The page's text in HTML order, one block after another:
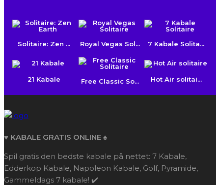
Solitaire: Zen ... Royal Vegas Sol... 7 Kabale Solita...
21 Kabale Free Classic So... Hot Air solitai...
♥️ KABALE GRATIS ONLINE ♠️
Spil gratis den bedste kabale på nettet: 7 Kabale,
Edderkop Kabale, Napoleon Kabale, Golf, Pyramide,
Gammeldags 7 kabale! ✔️